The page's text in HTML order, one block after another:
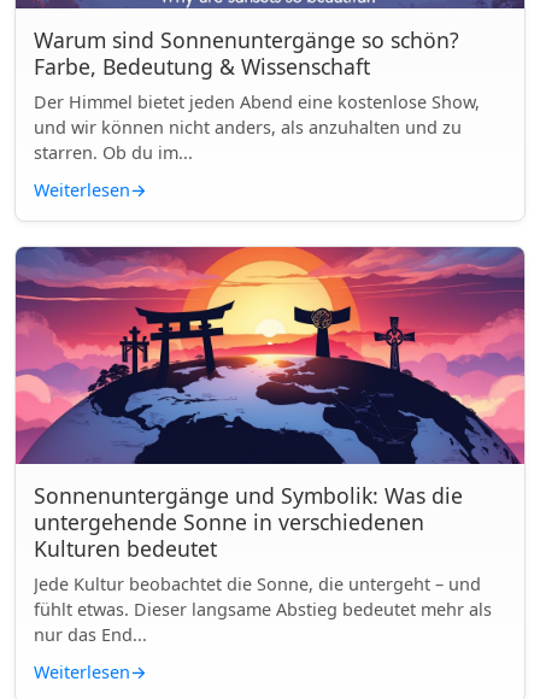
Warum sind Sonnenuntergänge so schön?
Farbe, Bedeutung & Wissenschaft
Der Himmel bietet jeden Abend eine kostenlose Show,
und wir können nicht anders, als anzuhalten und zu
starren. Ob du im...
Weiterlesen→
Sonnenuntergänge und Symbolik: Was die
untergehende Sonne in verschiedenen
Kulturen bedeutet
Jede Kultur beobachtet die Sonne, die untergeht – und
fühlt etwas. Dieser langsame Abstieg bedeutet mehr als
nur das End...
Weiterlesen→